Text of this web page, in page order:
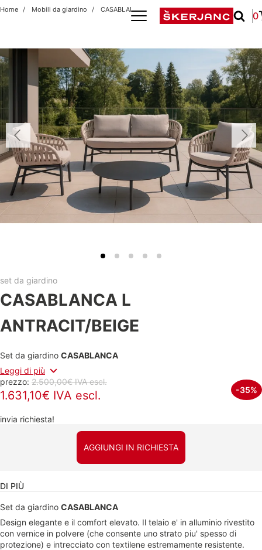
0
Home Mobili da giardino CASABLANCA L ANTRACIT/BEIGE
set da giardino
CASABLANCA L
ANTRACIT/BEIGE
Set da giardino CASABLANCA
Leggi di più
prezzo: 2.500,00€ IVA escl.
1.631,10€ IVA escl. -35%
invia richiesta!
AGGIUNGI IN RICHIESTA
DI PIÙ
Set da giardino CASABLANCA
Design elegante e il comfort elevato. Il telaio e' in alluminio rivestito
con vernice in polvere (che consente uno strato piu' spesso di
protezione) e intrecciato con textilene estremamente resistente.